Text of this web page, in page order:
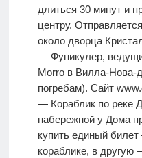
длиться 30 минут и
центру.
около дворца
— Фуникулер,
Morro в Вилла-Нова-
погребам). Сайт
— Кораблик по реке
набережной у Дома
купить единый билет
кораблике, в другую